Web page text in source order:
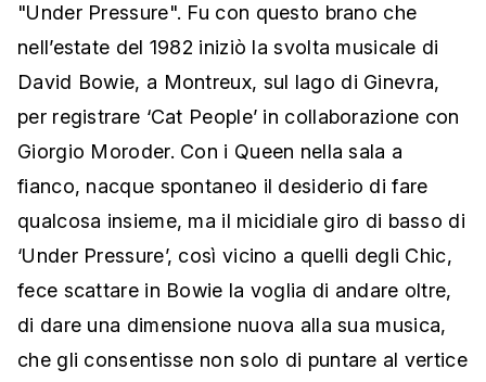
"Under Pressure". Fu con questo brano che
nell’estate del 1982 iniziò la svolta musicale di
David Bowie, a Montreux, sul lago di Ginevra,
per registrare ‘Cat People’ in collaborazione con
Giorgio Moroder. Con i Queen nella sala a
fianco, nacque spontaneo il desiderio di fare
qualcosa insieme, ma il micidiale giro di basso di
‘Under Pressure’, così vicino a quelli degli Chic,
fece scattare in Bowie la voglia di andare oltre,
di dare una dimensione nuova alla sua musica,
che gli consentisse non solo di puntare al vertice